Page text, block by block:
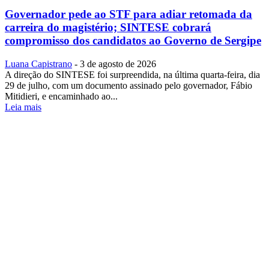
Governador pede ao STF para adiar retomada da
carreira do magistério; SINTESE cobrará
compromisso dos candidatos ao Governo de Sergipe
Luana Capistrano - 3 de agosto de 2026
A direção do SINTESE foi surpreendida, na última quarta-feira, dia
29 de julho, com um documento assinado pelo governador, Fábio
Mitidieri, e encaminhado ao...
Leia mais